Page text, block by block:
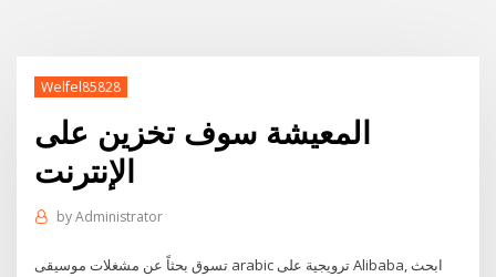
Welfel85828
المعيشة سوف تخزين على
الإنترنت
byAdministrator
تسوق بحثاً عن مشغلات موسيقى arabic ترويجية على Alibaba, ابحث